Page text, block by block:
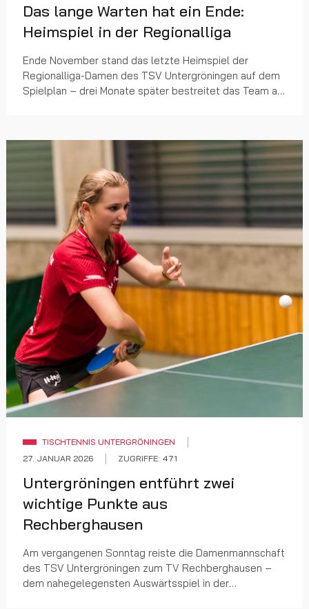
Das lange Warten hat ein Ende:
Heimspiel in der Regionalliga
Ende November stand das letzte Heimspiel der
Regionalliga-Damen des TSV Untergröningen auf dem
Spielplan – drei Monate später bestreitet das Team am
TISCHTENNIS UNTERGRÖNINGEN
27. JANUAR 2026
ZUGRIFFE: 471
Untergröningen entführt zwei
wichtige Punkte aus
Rechberghausen
Am vergangenen Sonntag reiste die Damenmannschaft
des TSV Untergröningen zum TV Rechberghausen –
dem nahegelegensten Auswärtsspiel in der